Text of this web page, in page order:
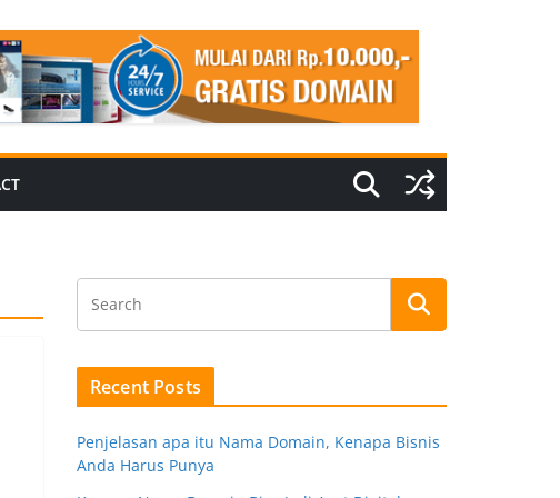
Recent Posts
Penjelasan apa itu Nama Domain, Kenapa Bisnis
Anda Harus Punya